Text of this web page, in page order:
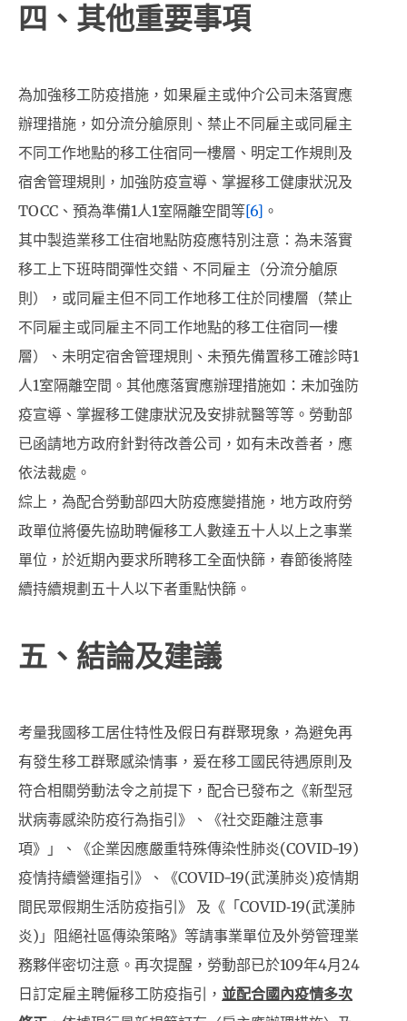
四、其他重要事項
為加強移工防疫措施，如果雇主或仲介公司未落實應
辦理措施，如分流分艙原則、禁止不同雇主或同雇主
不同工作地點的移工住宿同一樓層、明定工作規則及
宿舍管理規則，加強防疫宣導、掌握移工健康狀況及
TOCC、預為準備1人1室隔離空間等[6] 。
其中製造業移工住宿地點防疫應特別注意：為未落實
移工上下班時間彈性交錯、不同雇主（分流分艙原
則），或同雇主但不同工作地移工住於同樓層（禁止
不同雇主或同雇主不同工作地點的移工住宿同一樓
層）、未明定宿舍管理規則、未預先備置移工確診時1
人1室隔離空間。其他應落實應辦理措施如：未加強防
疫宣導、掌握移工健康狀況及安排就醫等等。勞動部
已函請地方政府針對待改善公司，如有未改善者，應
依法裁處。
綜上，為配合勞動部四大防疫應變措施，地方政府勞
政單位將優先協助聘僱移工人數達五十人以上之事業
單位，於近期內要求所聘移工全面快篩，春節後將陸
續持續規劃五十人以下者重點快篩。
五、結論及建議
考量我國移工居住特性及假日有群聚現象，為避免再
有發生移工群聚感染情事，爰在移工國民待遇原則及
符合相關勞動法令之前提下，配合已發布之《新型冠
狀病毒感染防疫行為指引》、《社交距離注意事
項》」、《企業因應嚴重特殊傳染性肺炎(COVID-19)
疫情持續營運指引》、《COVID-19(武漢肺炎)疫情期
間民眾假期生活防疫指引》 及《「COVID‐19(武漢肺
炎)」阻絕社區傳染策略》等請事業單位及外勞管理業
務夥伴密切注意。再次提醒，勞動部已於109年4月24
日訂定雇主聘僱移工防疫指引， 並配合國內疫情多次